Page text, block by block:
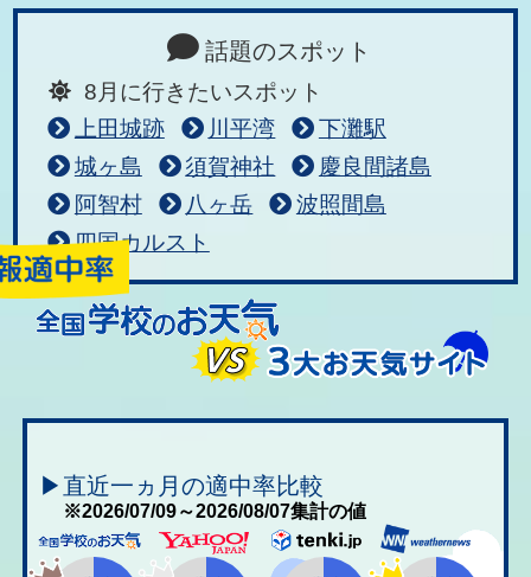
話題のスポット
8月に行きたいスポット
上田城跡
川平湾
下灘駅
城ヶ島
須賀神社
慶良間諸島
阿智村
八ヶ岳
波照間島
四国カルスト
▶直近一ヵ月の適中率比較
※2026/07/09～2026/08/07集計の値